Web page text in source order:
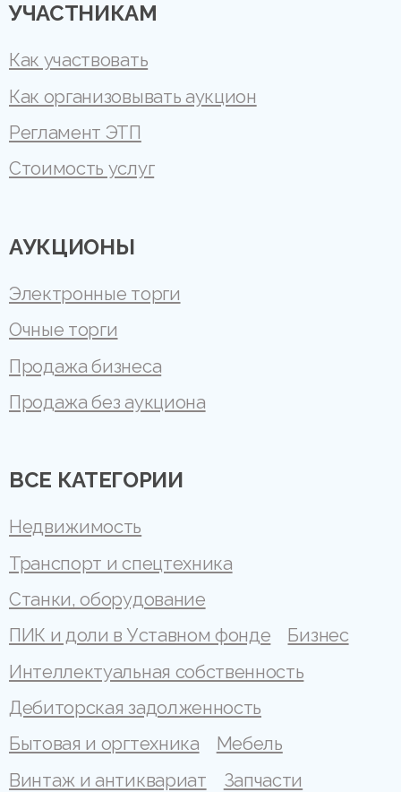
УЧАСТНИКАМ
Как участвовать
Как организовывать аукцион
Регламент ЭТП
Стоимость услуг
АУКЦИОНЫ
Электронные торги
Очные торги
Продажа бизнеса
Продажа без аукциона
ВСЕ КАТЕГОРИИ
Недвижимость
Транспорт и спецтехника
Станки, оборудование
ПИК и доли в Уставном фонде
Бизнес
Интеллектуальная собственность
Дебиторская задолженность
Бытовая и оргтехника
Мебель
Винтаж и антиквариат
Запчасти